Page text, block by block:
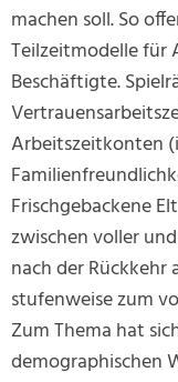
machen soll. So
Teilzeitmodelle für
Beschäftigte.
Arbeitszeitkonten
Frischgebackene
zwischen voller
nach der
stufenweise zum
Zum Thema hat
demographischen